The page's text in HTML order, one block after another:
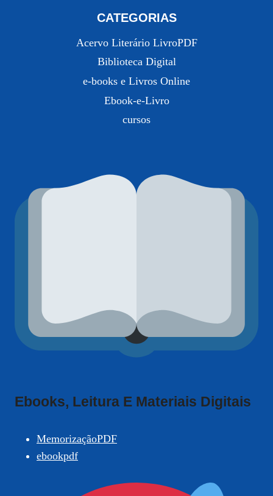
CATEGORIAS
Acervo Literário LivroPDF
Biblioteca Digital
e-books e Livros Online
Ebook-e-Livro
cursos
Ebooks, Leitura E Materiais Digitais
MemorizaçãoPDF
ebookpdf